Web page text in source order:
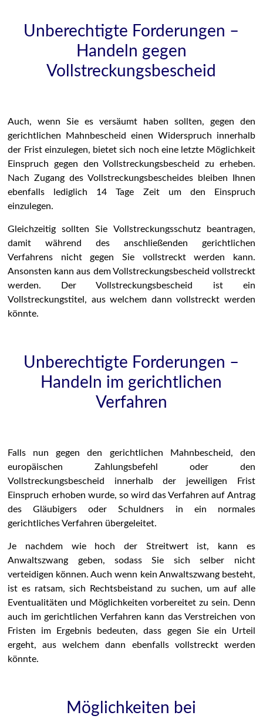
Unberechtigte Forderungen –
Handeln gegen
Vollstreckungsbescheid
Auch, wenn Sie es versäumt haben sollten, gegen den
gerichtlichen Mahnbescheid einen Widerspruch innerhalb
der Frist einzulegen, bietet sich noch eine letzte Möglichkeit
Einspruch gegen den Vollstreckungsbescheid zu erheben.
Nach Zugang des Vollstreckungsbescheides bleiben Ihnen
ebenfalls lediglich 14 Tage Zeit um den Einspruch
einzulegen.
Gleichzeitig sollten Sie Vollstreckungsschutz beantragen,
damit während des anschließenden gerichtlichen
Verfahrens nicht gegen Sie vollstreckt werden kann.
Ansonsten kann aus dem Vollstreckungsbescheid vollstreckt
werden. Der Vollstreckungsbescheid ist ein
Vollstreckungstitel, aus welchem dann vollstreckt werden
könnte.
Unberechtigte Forderungen –
Handeln im gerichtlichen
Verfahren
Falls nun gegen den gerichtlichen Mahnbescheid, den
europäischen Zahlungsbefehl oder den
Vollstreckungsbescheid innerhalb der jeweiligen Frist
Einspruch erhoben wurde, so wird das Verfahren auf Antrag
des Gläubigers oder Schuldners in ein normales
gerichtliches Verfahren übergeleitet.
Je nachdem wie hoch der Streitwert ist, kann es
Anwaltszwang geben, sodass Sie sich selber nicht
verteidigen können. Auch wenn kein Anwaltszwang besteht,
ist es ratsam, sich Rechtsbeistand zu suchen, um auf alle
Eventualitäten und Möglichkeiten vorbereitet zu sein. Denn
auch im gerichtlichen Verfahren kann das Verstreichen von
Fristen im Ergebnis bedeuten, dass gegen Sie ein Urteil
ergeht, aus welchem dann ebenfalls vollstreckt werden
könnte.
Möglichkeiten bei